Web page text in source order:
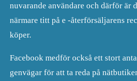
nuvarande användare och därför är
närmare titt på e -återförsäljarens
köper.
Facebook medför också ett stort
genvägar för att ta reda på